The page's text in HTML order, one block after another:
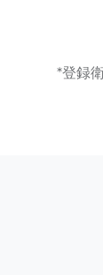
*登録